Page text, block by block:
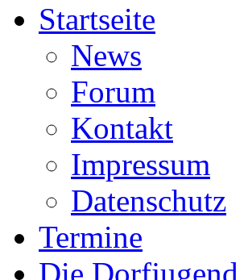
Startseite
News
Forum
Kontakt
Impressum
Datenschutz
Termine
Die Dorfjugend